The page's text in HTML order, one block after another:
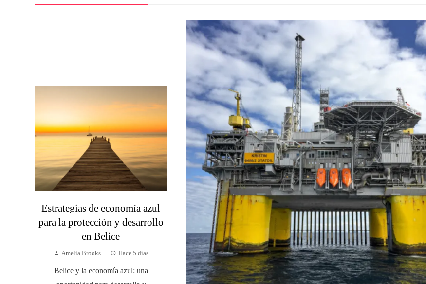
Estrategias de economía azul
para la protección y desarrollo
en Belice
Amelia Brooks Hace 5 días
Belice y la economía azul: una